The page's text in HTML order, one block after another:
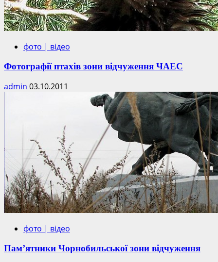
фото | відео
Фотографії птахів зони відчуження ЧАЕС
admin 03.10.2011
фото | відео
Пам’ятники Чорнобильської зони відчуження